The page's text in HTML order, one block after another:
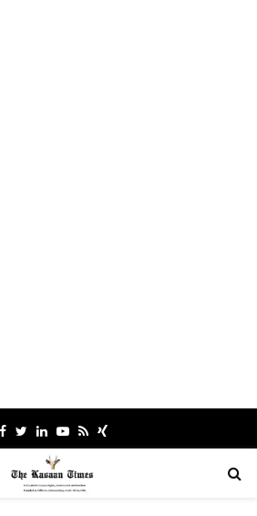
Facebook
TwitterLinkedinYoutube
RssXing